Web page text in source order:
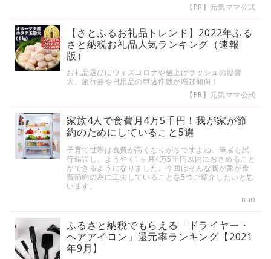
【PR】元気ママ公式
【さとふるお礼品トレンド】2022年ふる
さと納税お礼品人気ランキング（速報
版）
お礼品選びにウィズコロナや値上げラッシュの影響
大、旅行券や日用品の申込件数が増加傾向！
【PR】元気ママ公式
家族4人で食費月4万5千円！我が家が節
約のためにしていること5選
子育て世帯は食費が高くなりがちですよね。筆者も試
行錯誤し、ようやく1ヶ月4万5千円以内におさめること
ができるようになりました。今回はそんな我が家が食
費節約の為に工夫していることを5つご紹介したいと思
います。
nao
ふるさと納税でもらえる「ドライヤー・
ヘアアイロン」還元率ランキング【2021
年9月】